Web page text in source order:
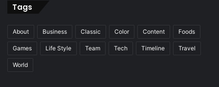
Tags
About Business Classic Color Content Foods
Games Life Style Team Tech Timeline Travel
World